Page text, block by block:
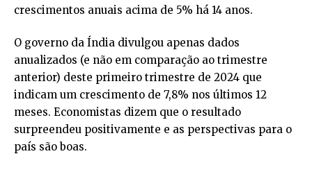
crescimentos anuais acima de 5% há 14 anos.
O governo da Índia divulgou apenas dados
anualizados (e não em comparação ao trimestre
anterior) deste primeiro trimestre de 2024 que
indicam um crescimento de 7,8% nos últimos 12
meses. Economistas dizem que o resultado
surpreendeu positivamente e as perspectivas para o
país são boas.